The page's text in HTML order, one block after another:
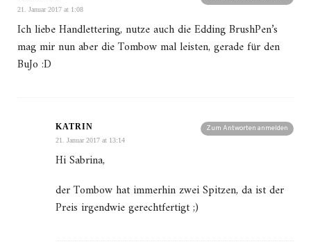
21. Januar 2017 at 1:08
Ich liebe Handlettering, nutze auch die Edding BrushPen’s
mag mir nun aber die Tombow mal leisten, gerade für den
BuJo :D
Zum Antworten anmelden
KATRIN
21. Januar 2017 at 13:14
Hi Sabrina,
der Tombow hat immerhin zwei Spitzen, da ist der
Preis irgendwie gerechtfertigt ;)